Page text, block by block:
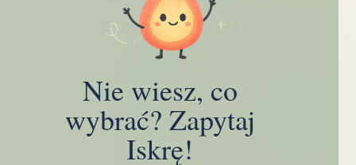
Nie wiesz, co
wybrać? Zapytaj
Iskrę!